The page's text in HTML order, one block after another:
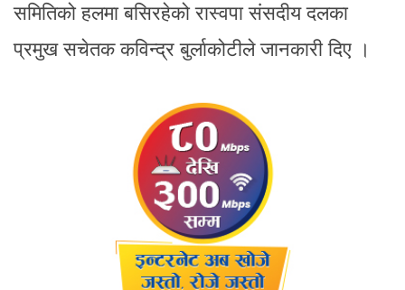
समितिको हलमा बसिरहेको रास्वपा संसदीय दलका
प्रमुख सचेतक कविन्द्र बुर्लाकोटीले जानकारी दिए ।